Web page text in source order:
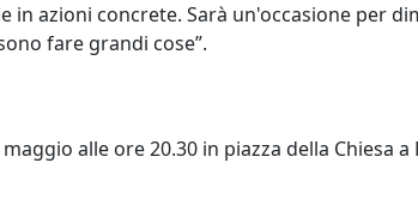
in azioni concrete. Sarà un'occasione per
fare grandi cose”.
alle ore 20.30 in piazza della Chiesa a